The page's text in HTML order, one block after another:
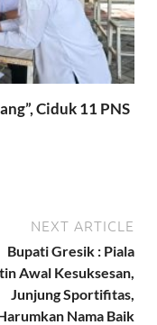
Ciduk 11 PNS
NEXT ARTICLE
Bupati Gresik : Piala
Awal Kesuksesan,
Junjung Sportifitas,
Nama Baik